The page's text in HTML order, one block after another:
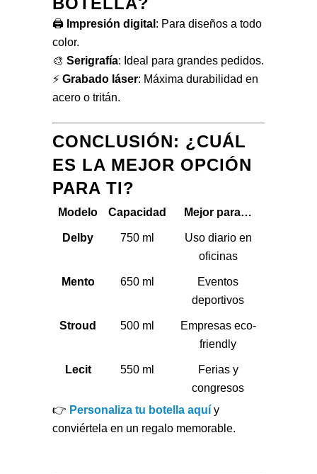
🖨️ Impresión digital : Para diseños a todo
color.
🎨 Serigrafía: Ideal para grandes pedidos.
⚡ Grabado láser: Máxima durabilidad en
acero o tritán.
CONCLUSIÓN: ¿CUÁL
ES LA MEJOR OPCIÓN
PARA TI?
Modelo Capacidad Mejor para…
Delby 750 ml
Uso diario en
oficinas
Mento 650 ml
Eventos
deportivos
Stroud 500 ml
Empresas eco-
friendly
Lecit 550 ml
Ferias y
congresos
👉 Personaliza tu botella aquí y
conviértela en un regalo memorable.